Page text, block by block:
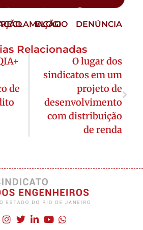
RECLAMAÇÃO
ELOGIO DENÚNCIA
Relacionadas
de
O lugar dos
sindicatos em um
projeto de
desenvolvimento
com distribuição
de renda